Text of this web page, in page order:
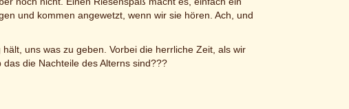
und kommen angewetzt, wenn wir sie hören. Ach, und
uns was zu geben. Vorbei die herrliche Zeit, als wir
die Nachteile des Alterns sind???